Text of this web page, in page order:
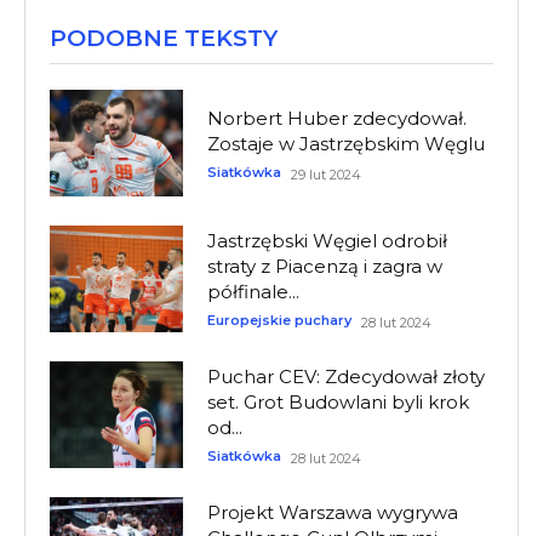
PODOBNE TEKSTY
Norbert Huber zdecydował.
Zostaje w Jastrzębskim Węglu
Siatkówka 29 lut 2024
Jastrzębski Węgiel odrobił
straty z Piacenzą i zagra w
półfinale...
Europejskie puchary 28 lut 2024
Puchar CEV: Zdecydował złoty
set. Grot Budowlani byli krok
od...
Siatkówka 28 lut 2024
Projekt Warszawa wygrywa